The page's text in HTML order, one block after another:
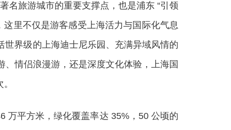
旅游城市的重要支撑点，也是浦东 “引领
里不仅是游客感受上海活力与国际化气息
界级的上海迪士尼乐园、充满异域风情的
情侣浪漫游，还是深度文化体验，上海国
平方米，绿化覆盖率达 35%，50 公顷的